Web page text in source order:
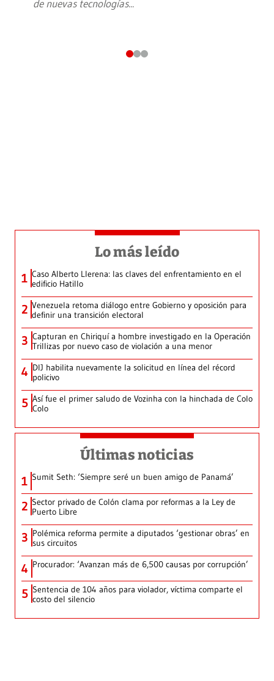
de nuevas tecnologías...
Lo más leído
1 Caso Alberto Llerena: las claves del enfrentamiento en el
edificio Hatillo
2 Venezuela retoma diálogo entre Gobierno y oposición para
definir una transición electoral
3 Capturan en Chiriquí a hombre investigado en la Operación
Trillizas por nuevo caso de violación a una menor
4 DIJ habilita nuevamente la solicitud en línea del récord
policivo
5 Así fue el primer saludo de Vozinha con la hinchada de Colo
Colo
Últimas noticias
1 Sumit Seth: ‘Siempre seré un buen amigo de Panamá’
2 Sector privado de Colón clama por reformas a la Ley de
Puerto Libre
3 Polémica reforma permite a diputados ‘gestionar obras’ en
sus circuitos
4 Procurador: ‘Avanzan más de 6,500 causas por corrupción’
5 Sentencia de 104 años para violador, víctima comparte el
costo del silencio